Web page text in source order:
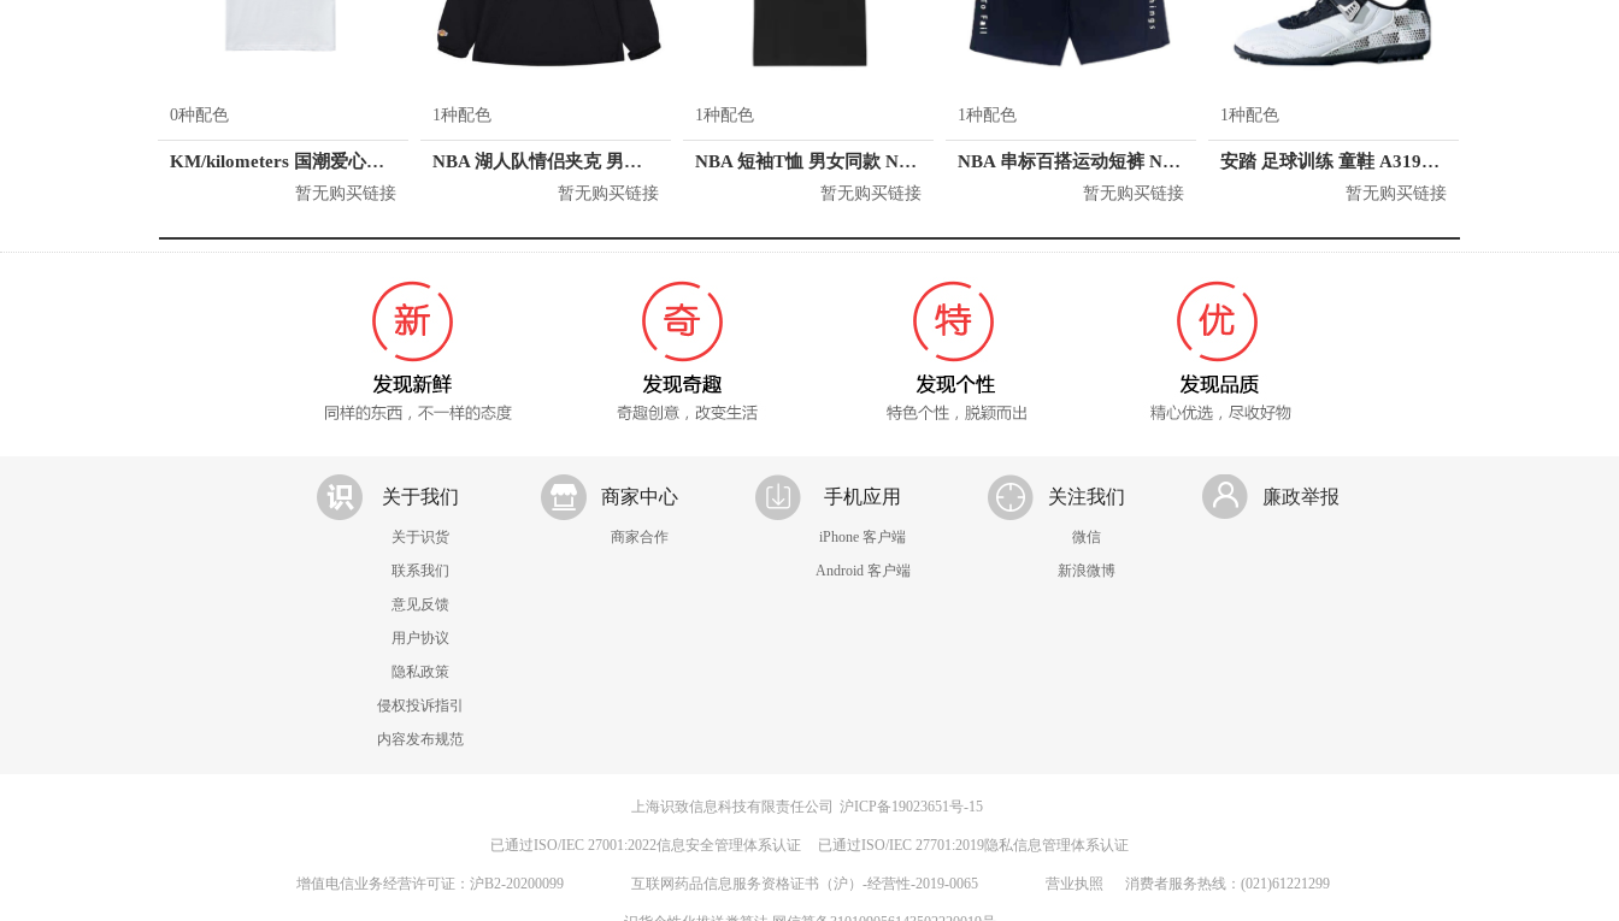
0种配色
KM/kilometers 国潮爱心短袖T恤 M2X2108466
暂无购买链接
1种配色
NBA 湖人队情侣夹克 男女同款 N211Z3152P
暂无购买链接
1种配色
NBA 短袖T恤 男女同款 N202TS952P
暂无购买链接
1种配色
NBA 串标百搭运动短裤 N212PT122P
暂无购买链接
1种配色
安踏 足球训练 童鞋 A31944202
暂无购买链接
关于我们
关于识货
联系我们
意见反馈
用户协议
隐私政策
侵权投诉指引
内容发布规范
商家中心
商家合作
手机应用
iPhone 客户端
Android 客户端
关注我们
微信
新浪微博
廉政举报
上海识致信息科技有限责任公司 沪ICP备19023651号-15
已通过ISO/IEC 27001:2022信息安全管理体系认证 已通过ISO/IEC 27701:2019隐私信息管理体系认证
增值电信业务经营许可证：沪B2-20200099 互联网药品信息服务资格证书（沪）-经营性-2019-0065 营业执照 消费者服务热线：(021)61221299